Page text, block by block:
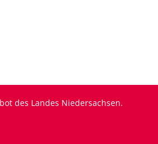
des Landes Niedersachsen.